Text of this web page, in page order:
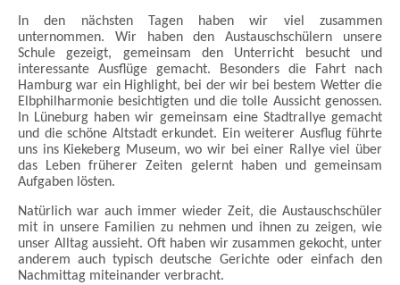
In den nächsten Tagen haben wir viel zusammen
unternommen. Wir haben denAustauschschülern unsere
Schule gezeigt, gemeinsam den Unterricht besucht und
interessante Ausflüge gemacht. Besonders die Fahrt nach
Hamburg war ein Highlight, bei der wir bei bestem Wetter die
Elbphilharmonie besichtigten und dietolle Aussicht genossen.
In Lüneburg haben wir gemeinsam eine Stadtrallye gemacht
und die schöne Altstadt erkundet. Ein weiterer Ausflug führte
uns ins Kiekeberg Museum, wo wir bei einer Rallye viel über
das Leben früherer Zeiten gelernt haben und gemeinsam
Aufgaben lösten.
Natürlich war auch immer wieder Zeit, die Austauschschüler
mit in unsere Familien zu nehmen und ihnen zu zeigen, wie
unser Alltag aussieht. Oft haben wir zusammen gekocht, unter
anderem auch typisch deutsche Gerichte oder einfach den
Nachmittag miteinander verbracht.